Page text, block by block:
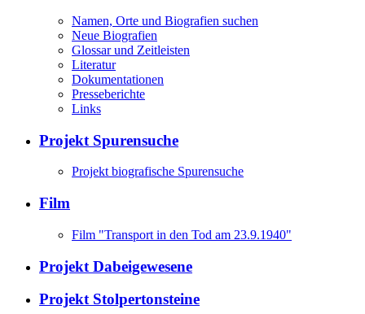
Namen, Orte und Biografien suchen
Neue Biografien
Glossar und Zeitleisten
Literatur
Dokumentationen
Presseberichte
Links
Projekt Spurensuche
Projekt biografische Spurensuche
Film
Film "Transport in den Tod am 23.9.1940"
Projekt Dabeigewesene
Projekt Stolpertonsteine